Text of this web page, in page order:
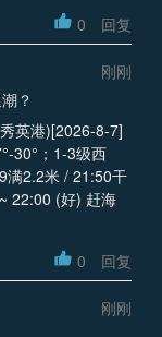
0 回复
刚刚
？
英港)[2026-8-7]
30°；1-3级西
满2.2米 / 21:50干
22:00 (好) 赶海
0 回复
刚刚